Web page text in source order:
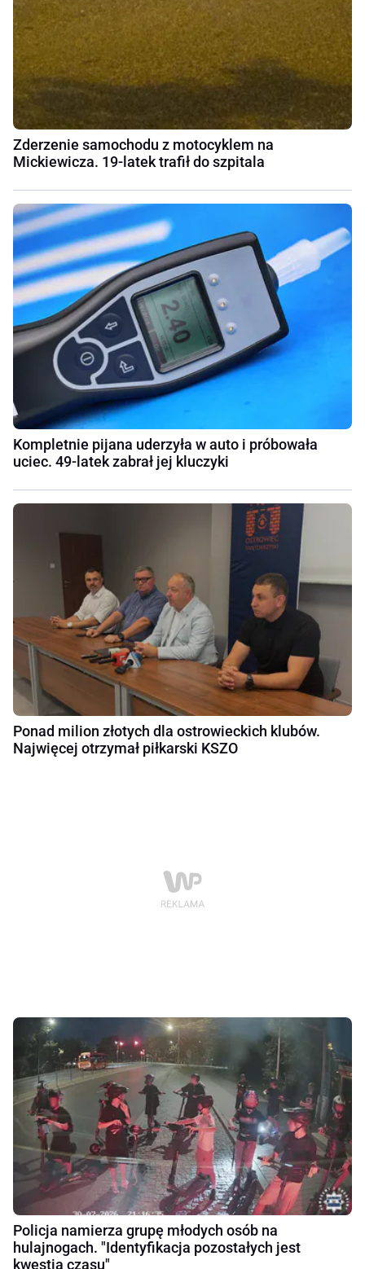
Zderzenie samochodu z motocyklem na
Mickiewicza. 19-latek trafił do szpitala
Kompletnie pijana uderzyła w auto i próbowała
uciec. 49-latek zabrał jej kluczyki
Ponad milion złotych dla ostrowieckich klubów.
Najwięcej otrzymał piłkarski KSZO
Policja namierza grupę młodych osób na
hulajnogach. "Identyfikacja pozostałych jest
kwestią czasu"